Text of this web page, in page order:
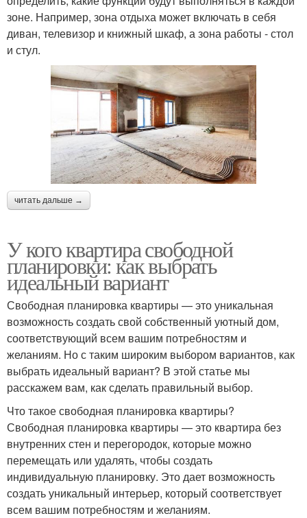
зоне. Например, зона отдыха может включать в себя
диван, телевизор и книжный шкаф, а зона работы - стол
и стул.
читать дальше →
У кого квартира свободной
планировки: как выбрать
идеальный вариант
Свободная планировка квартиры — это уникальная
возможность создать свой собственный уютный дом,
соответствующий всем вашим потребностям и
желаниям. Но с таким широким выбором вариантов, как
выбрать идеальный вариант? В этой статье мы
расскажем вам, как сделать правильный выбор.
Что такое свободная планировка квартиры?
Свободная планировка квартиры — это квартира без
внутренних стен и перегородок, которые можно
перемещать или удалять, чтобы создать
индивидуальную планировку. Это дает возможность
создать уникальный интерьер, который соответствует
всем вашим потребностям и желаниям.